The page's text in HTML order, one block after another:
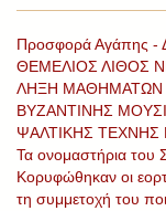
Προσφορά Αγάπης -
ΘΕΜΕΛΙΟΣ ΛΙΘΟΣ
ΛΗΞΗ ΜΑΘΗΜΑΤΩΝ
ΒΥΖΑΝΤΙΝΗΣ
ΨΑΛΤΙΚΗΣ
Τα ονομαστήρια του
Κορυφώθηκαν οι
τη συμμετοχή του